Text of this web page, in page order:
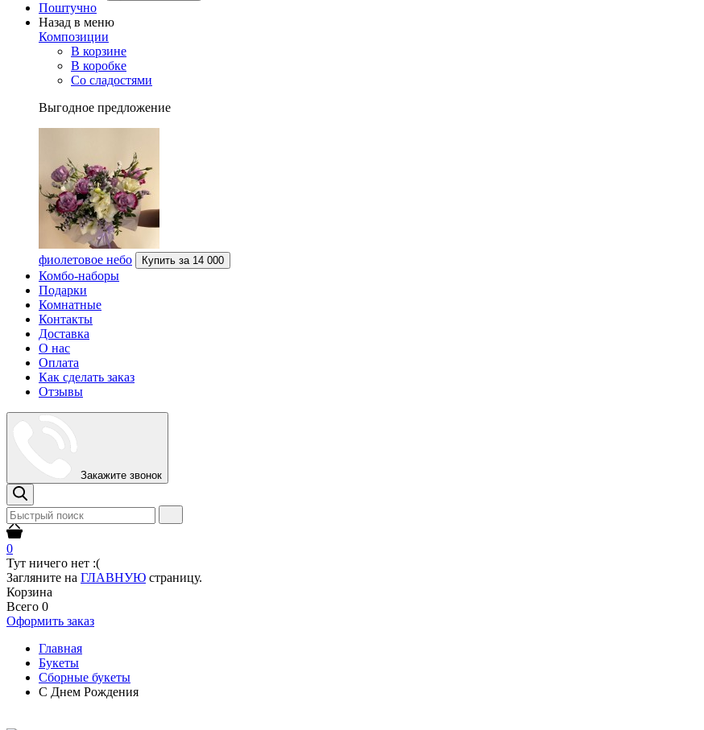
Поштучно
Назад в меню
Композиции
В корзине
В коробке
Со сладостями
Выгодное предложение
фиолетовое небо Купить за 14 000
Комбо-наборы
Подарки
Комнатные
Контакты
Доставка
О нас
Оплата
Как сделать заказ
Отзывы
Закажите звонок
0
Тут ничего нет :(
Загляните на ГЛАВНУЮ страницу.
Корзина
Всего 0
Оформить заказ
Главная
Букеты
Сборные букеты
С Днем Рождения